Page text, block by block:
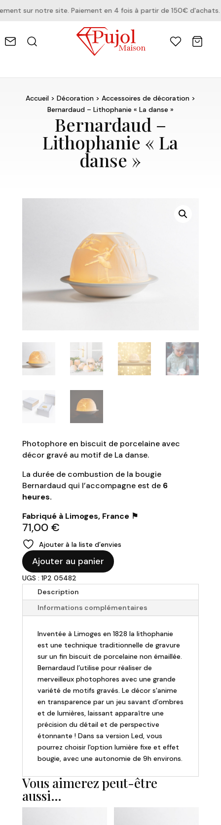
sur notre site. Paiement en 4 fois à partir de 150€ d'achats.
Accueil> Décoration> Accessoires de décoration>
Bernardaud – Lithophanie « La danse »
Bernardaud –
Lithophanie « La
danse »
Photophore en biscuit de porcelaine avec
décor gravé au motif de La danse.
La durée de combustion de la bougie
Bernardaud qui l’accompagne est de 6
heures.
Fabriqué à Limoges, France ⚑
71,00 €
Ajouter à la liste d’envies
quantité
de
Bernardaud
Lithophanie
Ajouter au panier
UGS : 1P2 05482
Description
Informations complémentaires
Inventée à Limoges en 1828 la lithophanie
est une technique traditionnelle de gravure
sur un fin biscuit de porcelaine non émaillée.
Bernardaud l’utilise pour réaliser de
merveilleux photophores avec une grande
variété de motifs gravés. Le décor s'anime
en transparence par un jeu savant d’ombres
et de lumières, laissant apparaître une
précision du détail et de perspective
étonnante ! Dans sa version Led, vous
pourrez choisir l'option lumière fixe et effet
bougie, avec une autonomie de 9h environs.
Vous aimerez peut-être
aussi…